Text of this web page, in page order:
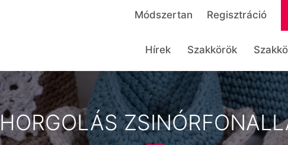
Módszertan Regisztráció
Hírek Szakkörök
HORGOLÁS